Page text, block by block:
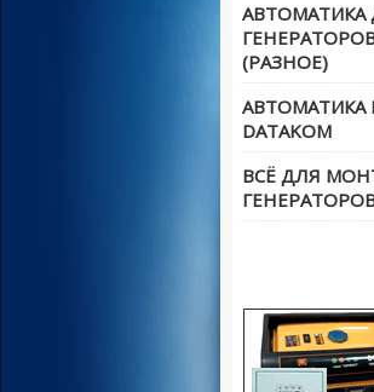
АВТОМАТИКА
(РАЗНОЕ)
АВТОМАТИКА
DATAKOM
ВСЁ ДЛЯ